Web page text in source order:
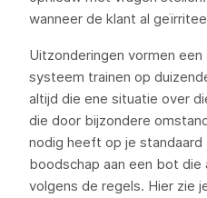
wanneer de klant al
Uitzonderingen vormen
systeem trainen op
altijd die ene situatie over
die door bijzondere
nodig heeft op je
boodschap aan een bot die
volgens de regels. Hier zie